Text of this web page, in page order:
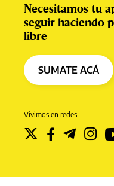
Vivimos en redes
Necesitamos tu
seguir haciendo
libre
SUMATE ACÁ